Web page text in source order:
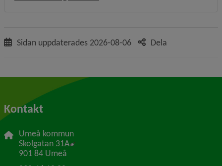
Sidan uppdaterades 2026-08-06 Dela
Kontakt
Umeå kommun
Skolgatan 31A Länk till annan webbplats, öppnas i nytt
901 84 Umeå